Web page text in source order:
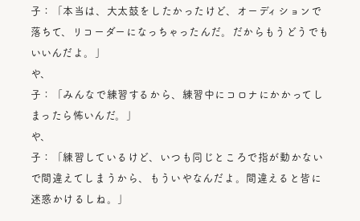
子：「本当は、大太鼓をしたかったけど、オーディションで
落ちて、リコーダーになっちゃったんだ。だからもうどうでも
いいんだよ。」
や、
子：「みんなで練習するから、練習中にコロナにかかってし
まったら怖いんだ。」
や、
子：「練習しているけど、いつも同じところで指が動かない
で間違えてしまうから、もういやなんだよ。間違えると皆に
迷惑かけるしね。」